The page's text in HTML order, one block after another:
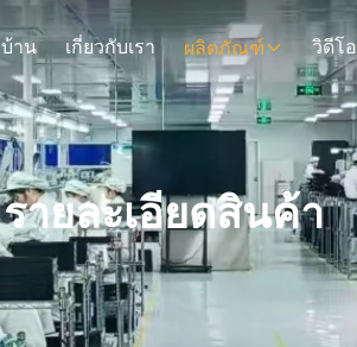
บ้าน เกี่ยวกับเรา ผลิตภัณฑ์ วิดีโอ
รายละเอียดสินค้า